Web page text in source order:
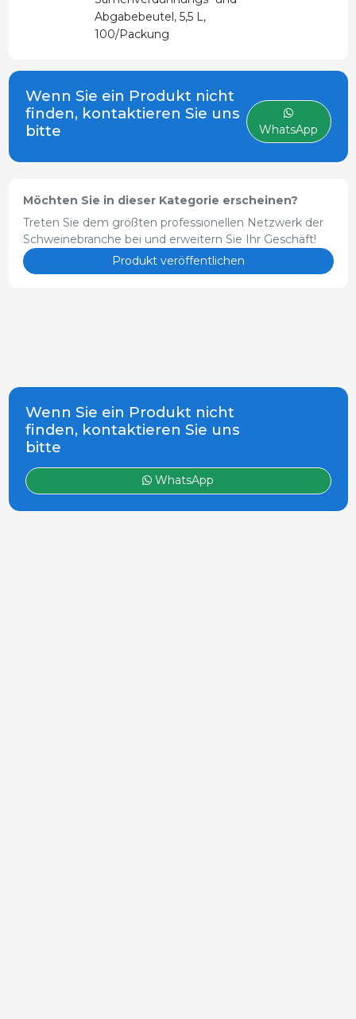
Wenn Sie ein Produkt nicht
finden, kontaktieren Sie uns
bitte
WhatsApp
Abgabebeutel, 5,5 L,
100/Packung
Wenn Sie ein Produkt nicht
finden, kontaktieren Sie uns
bitte
WhatsApp
Möchten Sie in dieser Kategorie erscheinen?
Treten Sie dem größten professionellen Netzwerk der
Schweinebranche bei und erweitern Sie Ihr Geschäft!
Produkt veröffentlichen